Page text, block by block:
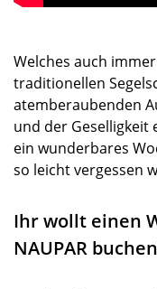
Welches auch
traditionellen
atemberaubenden
und der Geselligkeit
ein wunderbares
so leicht vergessen
Ihr wollt einen
NAUPAR